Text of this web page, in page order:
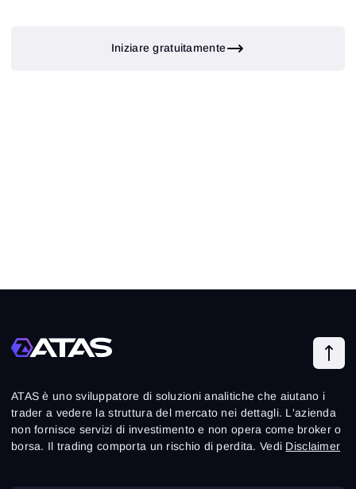
Iniziare gratuitamente
ATAS è uno sviluppatore di soluzioni analitiche che aiutano i
trader a vedere la struttura del mercato nei dettagli. L'azienda
non fornisce servizi di investimento e non opera come broker o
borsa. Il trading comporta un rischio di perdita. Vedi Disclaimer